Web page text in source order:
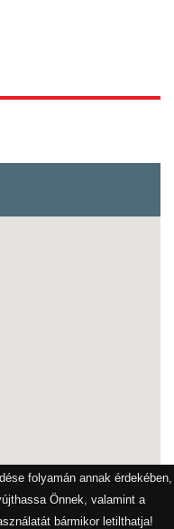
folyamán annak érdekében,
Önnek, valamint a
bármikor letilthatja!